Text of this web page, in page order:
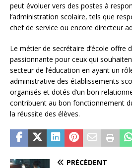
peut évoluer vers des postes à
l’administration scolaire, tels que
chef de service ou encore directeur
Le métier de secrétaire d’école offre
passionnante pour ceux qui
secteur de l’éducation en ayant un
administrative des établissements
organisés et dotés d’un bon
contribuent au bon fonctionnement
la réussite des élèves.
PRÉCÉDENT